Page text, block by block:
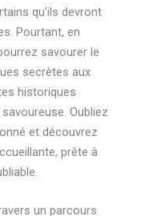
qu’ils devront
Pourtant, en
savourer le
secrètes aux
historiques
Oubliez
et découvrez
prête à
un parcours